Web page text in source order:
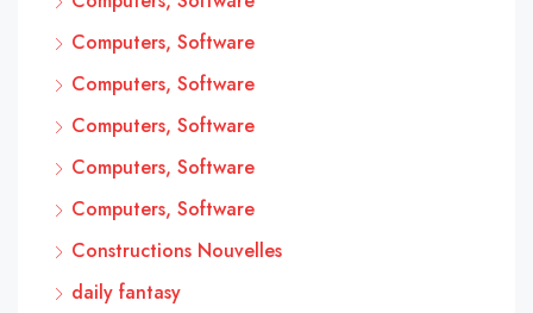
Computers, Software
Computers, Software
Computers, Software
Computers, Software
Computers, Software
Constructions Nouvelles
daily fantasy